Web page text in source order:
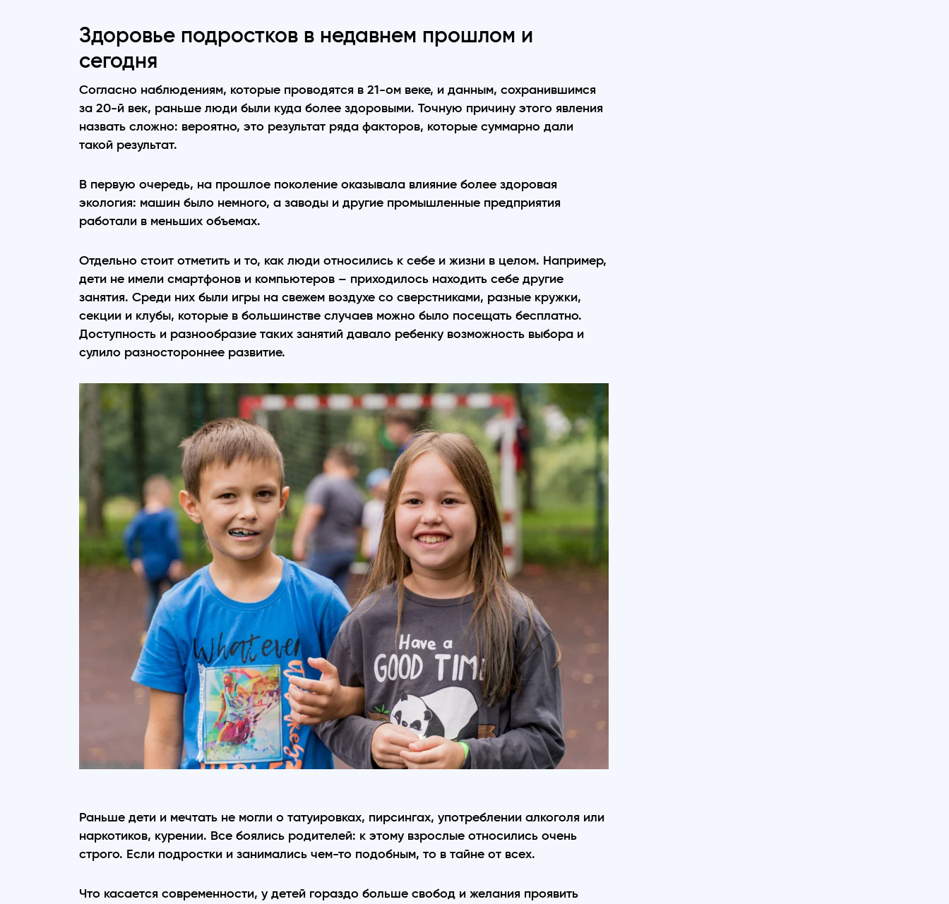
Здоровье подростков в недавнем прошлом и
сегодня
Согласно наблюдениям, которые проводятся в 21-ом веке, и данным, сохранившимся
за 20-й век, раньше люди были куда более здоровыми. Точную причину этого явления
назвать сложно: вероятно, это результат ряда факторов, которые суммарно дали
такой результат.
В первую очередь, на прошлое поколение оказывала влияние более здоровая
экология: машин было немного, а заводы и другие промышленные предприятия
работали в меньших объемах.
Отдельно стоит отметить и то, как люди относились к себе и жизни в целом. Например,
дети не имели смартфонов и компьютеров – приходилось находить себе другие
занятия. Среди них были игры на свежем воздухе со сверстниками, разные кружки,
секции и клубы, которые в большинстве случаев можно было посещать бесплатно.
Доступность и разнообразие таких занятий давало ребенку возможность выбора и
сулило разностороннее развитие.
Раньше дети и мечтать не могли о татуировках, пирсингах, употреблении алкоголя или
наркотиков, курении. Все боялись родителей: к этому взрослые относились очень
строго. Если подростки и занимались чем-то подобным, то в тайне от всех.
Что касается современности, у детей гораздо больше свобод и желания проявить